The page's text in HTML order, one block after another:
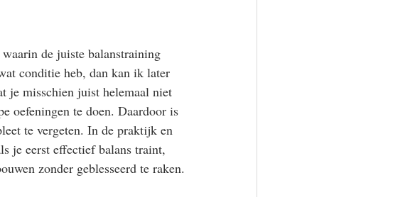
de juiste balanstraining
conditie heb, dan kan ik later
je misschien juist helemaal niet
oefeningen te doen. Daardoor is
te vergeten. In de praktijk en
je eerst effectief balans traint,
zonder geblesseerd te raken.